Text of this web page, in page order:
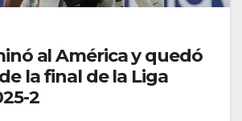
al América y quedó
la final de la Liga
2